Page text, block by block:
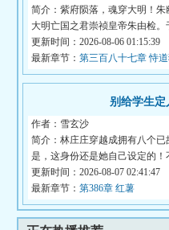
简介：紫府陨落，魂穿大明！朱
大明亡国之君崇祯皇帝朱由检
发...
更新时间：2026-08-06 01:15:39
最新章节： 第三百八十七章 恃
别给学生定
作者：雪玄沙
简介：林庄庄穿越成拥有八个
是，这身份还是她自己设定的
也...
更新时间：2026-08-07 02:41:47
最新章节： 第386章 红薯